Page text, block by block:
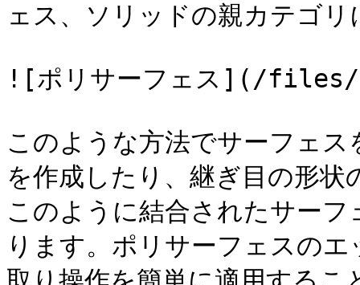
ェス、ソリッドの親カテゴ
![ポリサーフェス](/files/
このような方法でサーフェ
を作成したり、継ぎ目の形
このように結合されたサー
ります。ポリサーフェスの